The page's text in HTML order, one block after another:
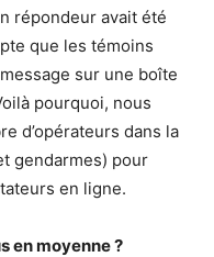
répondeur avait été
que les témoins
sur une boîte
pourquoi, nous
d’opérateurs dans la
gendarmes) pour
en ligne.
en moyenne ?